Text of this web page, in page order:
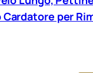
per